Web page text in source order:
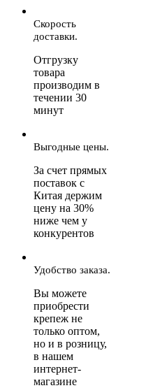
Скорость
доставки.
Отгрузку
товара
производим в
течении 30
минут
Выгодные цены.
За счет прямых
поставок с
Китая держим
цену на 30%
ниже чем у
конкурентов
Удобство заказа.
Вы можете
приобрести
крепеж не
только оптом,
но и в розницу,
в нашем
интернет-
магазине